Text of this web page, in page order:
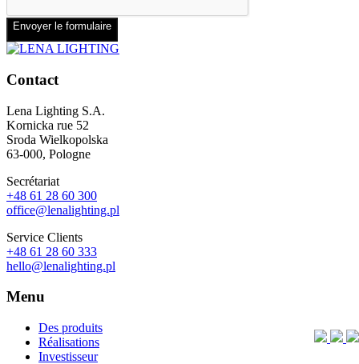
Envoyer le formulaire
Contact
Lena Lighting S.A.
Kornicka rue 52
Sroda Wielkopolska
63-000, Pologne
Secrétariat
+48 61 28 60 300
office@lenalighting.pl
Service Clients
+48 61 28 60 333
hello@lenalighting.pl
Menu
Des produits
Réalisations
Investisseur